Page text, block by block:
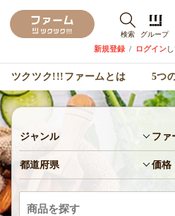
検索 グループ
新規登録 / ログイン
ツクツク!!!ファームとは 5つ
ジャンル ファ
都道府県 価格